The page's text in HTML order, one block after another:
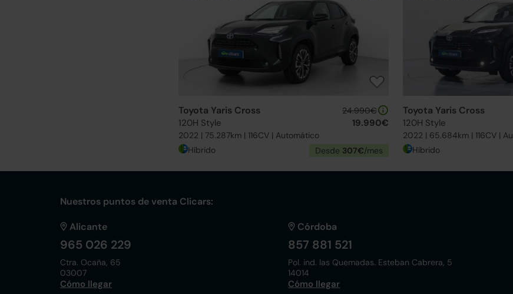
Toyota Yaris Cross
120H Style
2022 | 75.287km | 116CV | Automático
24.990€
19.990€
Híbrido Desde 307€/mes
Toyota Yaris Cross
120H Style
2022 | 65.684km | 116CV |
Híbrido
Nuestros puntos de venta Clicars:
Alicante
965 026 229
Ctra. Ocaña, 65
03007
Cómo llegar
Córdoba
857 881 521
Pol. ind. las Quemadas. Esteban Cabrera, 5
14014
Cómo llegar